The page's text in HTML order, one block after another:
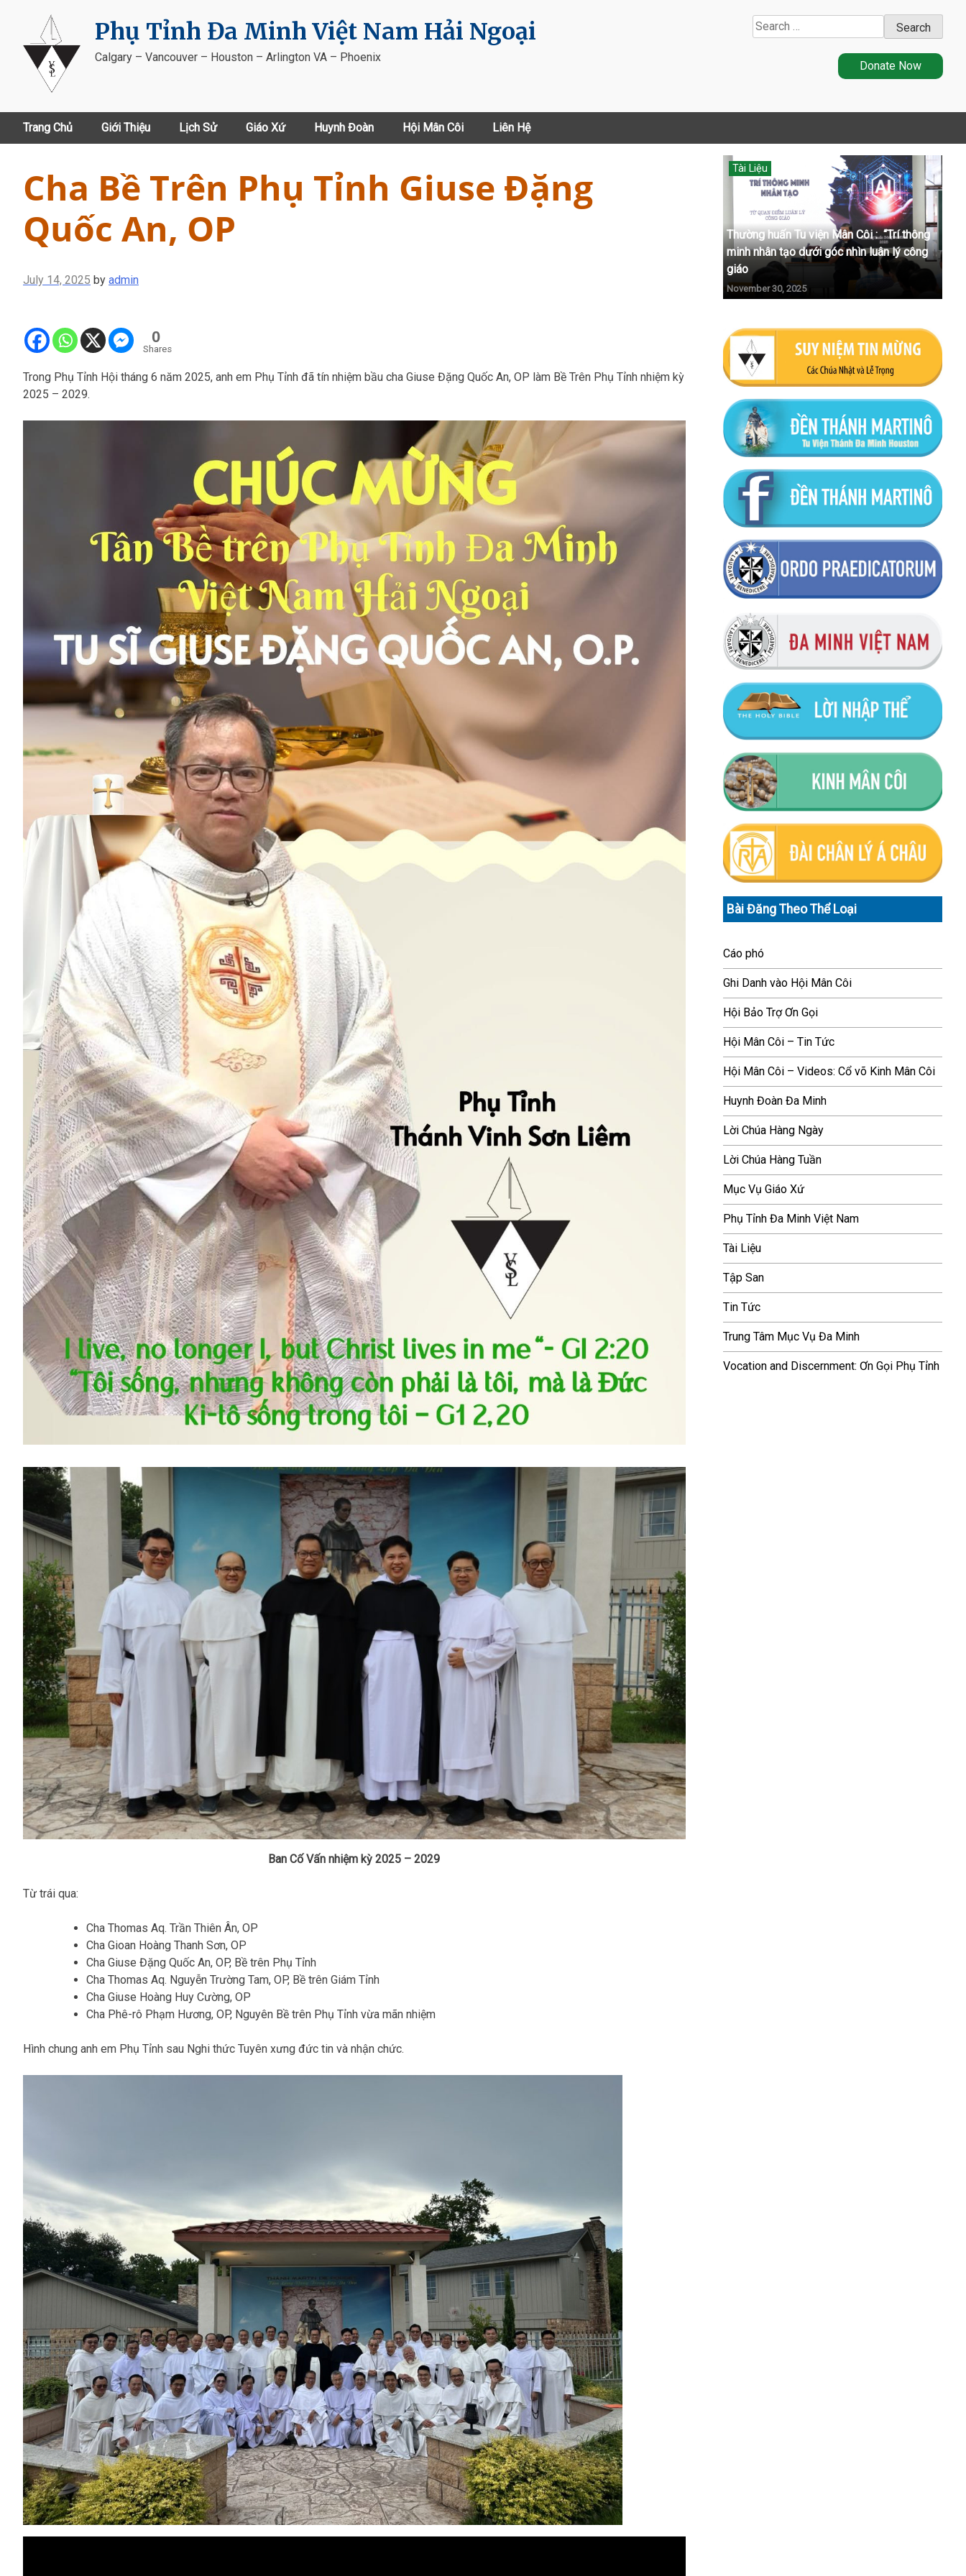
content
Phụ Tỉnh Đa Minh Việt Nam Hải Ngoại
Calgary – Vancouver – Houston – Arlington VA – Phoenix
Search
for:
Donate Now
Trang Chủ Giới Thiệu Lịch Sử Giáo Xứ Huynh Đoàn Hội Mân Côi Liên Hệ
Cha Bề Trên Phụ Tỉnh Giuse Đặng
Quốc An, OP
July 14, 2025 by admin
0
Shares
Trong Phụ Tỉnh Hội tháng 6 năm 2025, anh em Phụ Tỉnh đã tín nhiệm bầu cha Giuse Đặng Quốc An, OP làm Bề Trên Phụ Tỉnh nhiệm kỳ
2025 – 2029.
Ban Cố Vấn nhiệm kỳ 2025 – 2029
Từ trái qua:
Cha Thomas Aq. Trần Thiên Ân, OP
Cha Gioan Hoàng Thanh Sơn, OP
Cha Giuse Đặng Quốc An, OP, Bề trên Phụ Tỉnh
Cha Thomas Aq. Nguyễn Trường Tam, OP, Bề trên Giám Tỉnh
Cha Giuse Hoàng Huy Cường, OP
Cha Phê-rô Phạm Hương, OP, Nguyên Bề trên Phụ Tỉnh vừa mãn nhiệm
Hình chung anh em Phụ Tỉnh sau Nghi thức Tuyên xưng đức tin và nhận chức.
Tài Liệu
Thường huấn Tu viện Mân Côi : “Trí thông
minh nhân tạo dưới góc nhìn luân lý công
giáo
November 30, 2025
Bài Đăng Theo Thể Loại
Cáo phó
Ghi Danh vào Hội Mân Côi
Hội Bảo Trợ Ơn Gọi
Hội Mân Côi – Tin Tức
Hội Mân Côi – Videos: Cổ võ Kinh Mân Côi
Huynh Đoàn Đa Minh
Lời Chúa Hàng Ngày
Lời Chúa Hàng Tuần
Mục Vụ Giáo Xứ
Phụ Tỉnh Đa Minh Việt Nam
Tài Liệu
Tập San
Tin Tức
Trung Tâm Mục Vụ Đa Minh
Vocation and Discernment: Ơn Gọi Phụ Tỉnh